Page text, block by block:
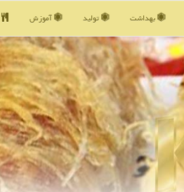
بهداشت تولید آموزش